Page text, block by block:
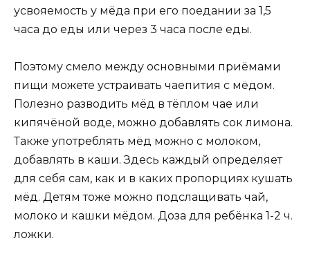
усвояемость у мёда при его поедании за 1,5
часа до еды или через 3 часа после еды.
Поэтому смело между основными приёмами
пищи можете устраивать чаепития с мёдом.
Полезно разводить мёд в тёплом чае или
кипячёной воде, можно добавлять сок лимона.
Также употреблять мёд можно с молоком,
добавлять в каши. Здесь каждый определяет
для себя сам, как и в каких пропорциях кушать
мёд. Детям тоже можно подслащивать чай,
молоко и кашки мёдом. Доза для ребёнка 1-2 ч.
ложки.